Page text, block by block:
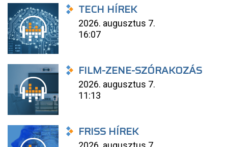
TECH HÍREK
2026. augusztus 7.
16:07
FILM-ZENE-SZÓRAKOZÁS
2026. augusztus 7.
11:13
FRISS HÍREK